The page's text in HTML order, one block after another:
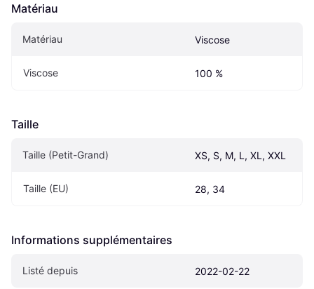
Matériau
Matériau Viscose
Viscose 100 %
Taille
Taille (Petit-Grand) XS, S, M, L, XL, XXL
Taille (EU) 28, 34
Informations supplémentaires
Listé depuis 2022-02-22